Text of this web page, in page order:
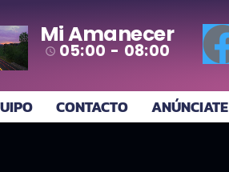
Mi Amanecer
access_time 05:00 - 08:00
CONTACTO ANÚNCIATE